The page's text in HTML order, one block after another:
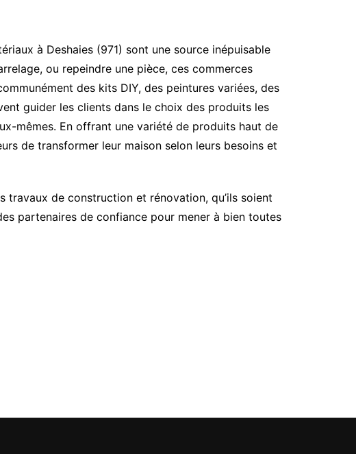
à Deshaies (971) sont une source inépuisable
ou repeindre une pièce, ces commerces
des kits DIY, des peintures variées, des
guider les clients dans le choix des produits les
mêmes. En offrant une variété de produits haut de
de transformer leur maison selon leurs besoins et
travaux de construction et rénovation, qu’ils soient
partenaires de confiance pour mener à bien toutes